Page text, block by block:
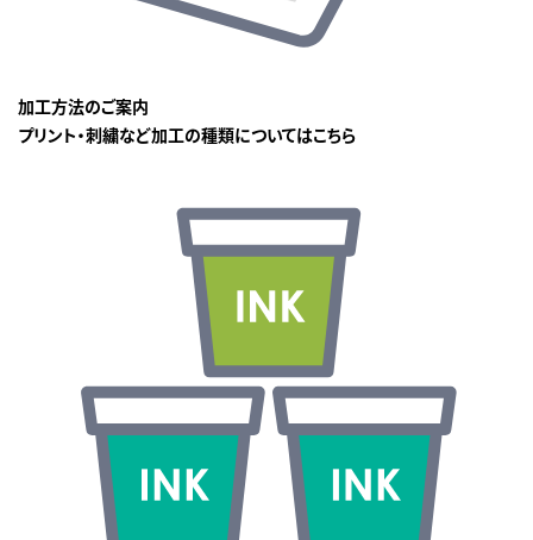
加工方法のご案内
プリント・刺繍など加工の種類についてはこちら